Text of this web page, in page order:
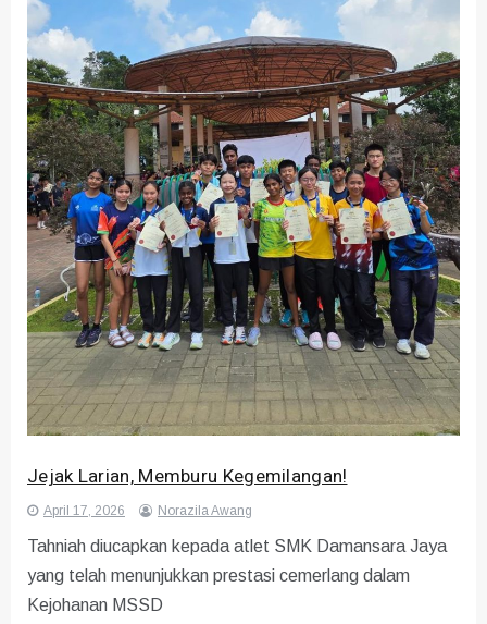
Jejak Larian, Memburu Kegemilangan!
April 17, 2026 Norazila Awang
Tahniah diucapkan kepada atlet SMK Damansara Jaya
yang telah menunjukkan prestasi cemerlang dalam
Kejohanan MSSD